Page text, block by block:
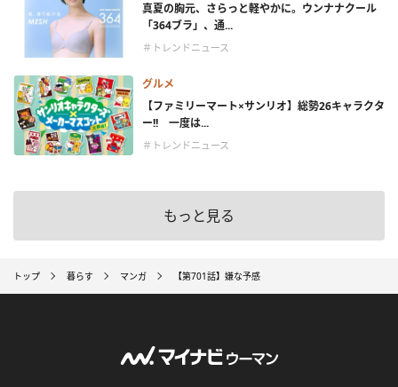
真夏の胸元、さらっと軽やかに。ウンナナクール
「364ブラ」、通...
＃トレンドニュース
グルメ
【ファミリーマート×サンリオ】総勢26キャラクタ
ー!! 一度は...
＃トレンドニュース
もっと見る
トップ 暮らす マンガ 【第701話】嫌な予感